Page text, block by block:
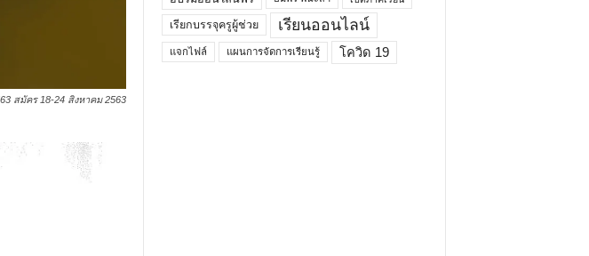
สมัคร 18-24 สิงหาคม 2563
เรียกบรรจุครูผู้ช่วย เรียนออนไลน์
แจกไฟล์ แผนการจัดการเรียนรู้ โควิด 19